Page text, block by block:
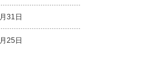
31日
25日